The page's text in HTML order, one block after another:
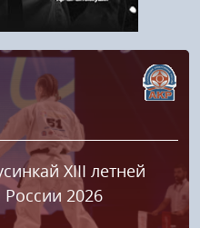
XIII летней
2026